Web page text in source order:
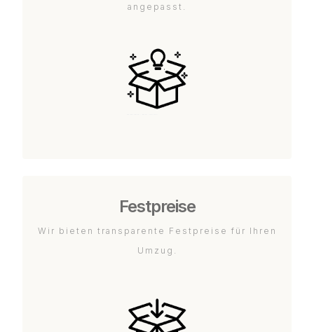
angepasst.
Festpreise
Wir bieten transparente Festpreise für Ihren
Umzug.